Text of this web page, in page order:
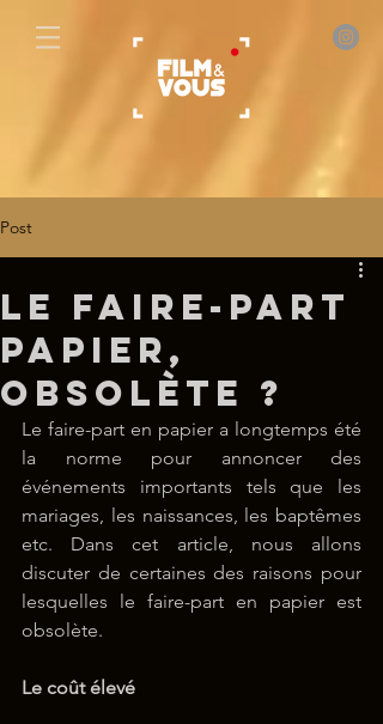
Post
Le faire-part
papier,
obsolète ?
Le faire-part en papier a longtemps été
la norme pour annoncer des
événements importants tels que les
mariages, les naissances, les baptêmes
etc. Dans cet article, nous allons
discuter de certaines des raisons pour
lesquelles le faire-part en papier est
obsolète.
Le coût élevé